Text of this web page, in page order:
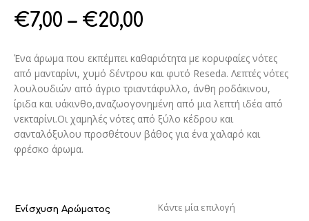
€7,00 – €20,00
Ένα άρωμα που εκπέμπει καθαριότητα με κορυφαίες νότες
από μανταρίνι, χυμό δέντρου και φυτό Reseda. Λεπτές νότες
λουλουδιών από άγριο τριαντάφυλλο, άνθη ροδάκινου,
ίριδα και υάκινθο,αναζωογονημένη από μια λεπτή ιδέα από
νεκταρίνι.Οι χαμηλές νότες από ξύλο κέδρου και
σανταλόξυλου προσθέτουν βάθος για ένα χαλαρό και
φρέσκο ​​άρωμα.
Ενίσχυση Αρώματος